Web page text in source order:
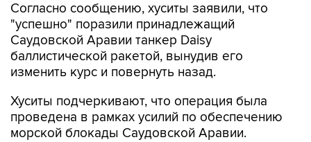
Согласно сообщению, хуситы заявили, что
"успешно" поразили принадлежащий
Саудовской Аравии танкер Daisy
баллистической ракетой, вынудив его
изменить курс и повернуть назад.
Хуситы подчеркивают, что операция была
проведена в рамках усилий по обеспечению
морской блокады Саудовской Аравии.